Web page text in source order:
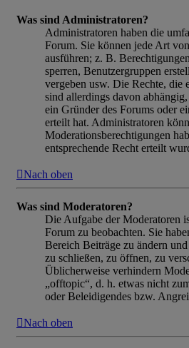
Was sind Administratoren?
Administratoren haben die
Forum. Sie können jede Art
ausführen; z. B.
sperren, Benutzergruppen
vergeben usw. Die Rechte, die
sind allerdings davon
ein Gründer des Forums oder
erteilt hat. Administratoren
Moderationsberechtigungen
entsprechende Recht erteilt
Nach oben
Was sind Moderatoren?
Die Aufgabe der Moderatoren
Forum zu beobachten. Sie
Bereich Beiträge zu ändern
zu schließen, zu öffnen, zu
Üblicherweise verhindern
„offtopic“, d. h. etwas nicht
oder Beleidigendes bzw.
Nach oben